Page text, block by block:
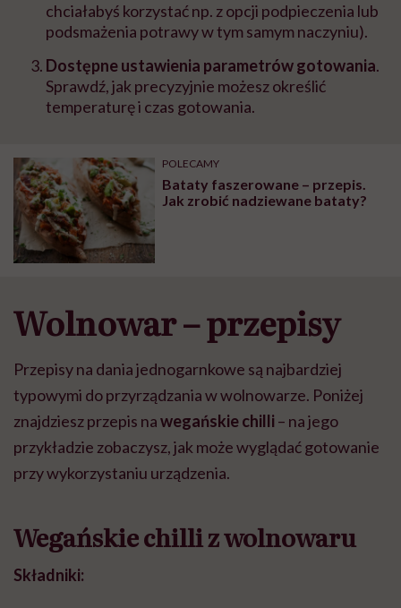
chciałabyś korzystać np. z opcji podpieczenia lub
podsmażenia potrawy w tym samym naczyniu).
Dostępne ustawienia parametrów gotowania.
Sprawdź, jak precyzyjnie możesz określić
temperaturę i czas gotowania.
POLECAMY
Bataty faszerowane – przepis.
Jak zrobić nadziewane bataty?
Wolnowar – przepisy
Przepisy na dania jednogarnkowe są najbardziej
typowymi do przyrządzania w wolnowarze. Poniżej
znajdziesz przepis nawegańskie chilli – na jego
przykładzie zobaczysz, jak może wyglądać gotowanie
przy wykorzystaniu urządzenia.
Wegańskie chilli z wolnowaru
Składniki: